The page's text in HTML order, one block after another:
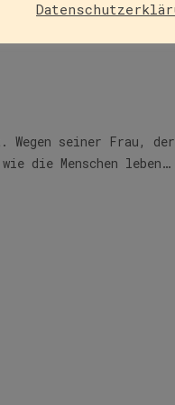
seiner Frau,
die Menschen leben…